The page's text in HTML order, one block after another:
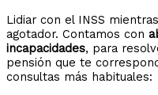
Lidiar con el INSS
agotador. Contamos con
incapacidades, para
pensión que te
consultas más habituales: